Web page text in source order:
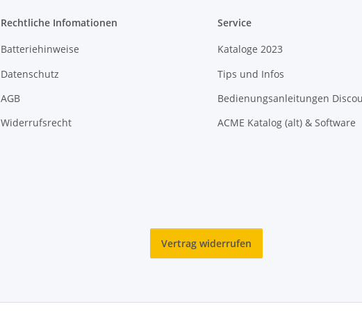
Rechtliche Infomationen
Batteriehinweise
Datenschutz
AGB
Widerrufsrecht
Service
Kataloge 2023
Tips und Infos
Bedienungsanleitungen
ACME Katalog (alt) & Software
Vertrag widerrufen